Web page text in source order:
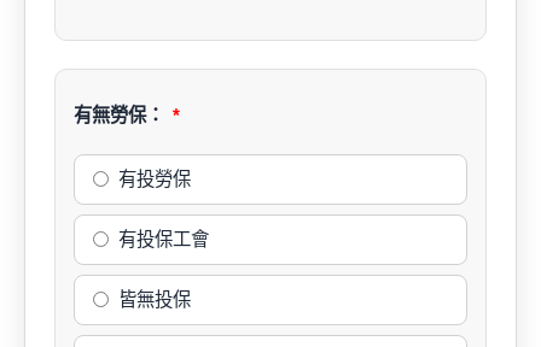
有無勞保：
有投勞保
有投保工會
皆無投保